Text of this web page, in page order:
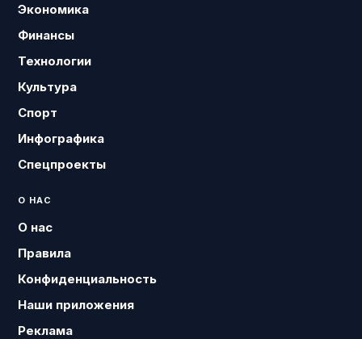
Экономика
Финансы
Технологии
Культура
Спорт
Инфографика
Спецпроекты
О НАС
О нас
Правила
Конфиденциальность
Наши приложения
Реклама